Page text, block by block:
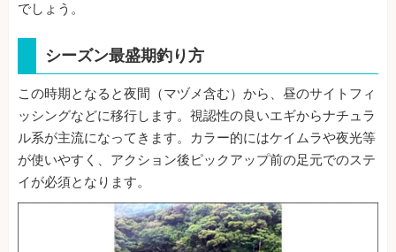
でしょう。
シーズン最盛期釣り方
この時期となると夜間（マヅメ含む）から、昼のサイトフィ
ッシングなどに移行します。視認性の良いエギからナチュラ
ル系が主流になってきます。カラー的にはケイムラや夜光等
が使いやすく、アクション後ピックアップ前の足元でのステ
イが必須となります。